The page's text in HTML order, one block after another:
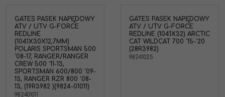
GATES PASEK NAPĘDOWY
ATV / UTV G-FORCE
REDLINE
(1041X30X12,7MM)
POLARIS SPORTSMAN 500
'08-17, RANGER/RANGER
CREW 500 '11-13,
SPORTSMAN 600/800 '09-
13, RANGER RZR 800 '08-
13, (19R3982 )(9824-01011)
982401011
GATES PASEK NAPĘDOWY
ATV / UTV G-FORCE
REDLINE (1041X32) ARCTIC
CAT WILDCAT 700 '15-'20
(28R3982)
98241025